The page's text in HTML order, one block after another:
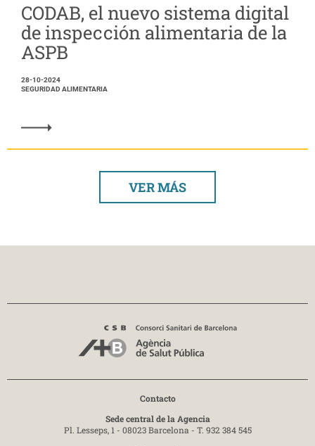
CODAB, el nuevo sistema digital
de inspección alimentaria de la
ASPB
28-10-2024
SEGURIDAD ALIMENTARIA
VER MÁS
Contacto
Sede central de la Agencia
Pl. Lesseps, 1 - 08023 Barcelona - T. 932 384 545